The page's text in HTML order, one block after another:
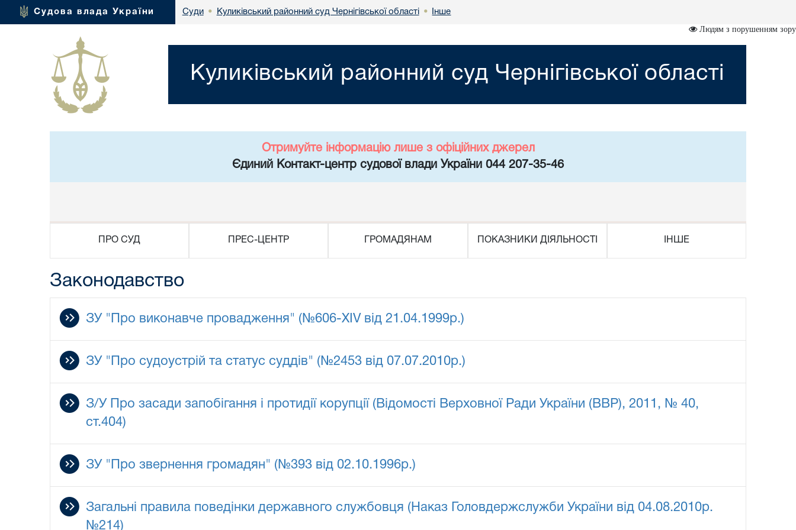
Судова влада України Суди • Куликівський районний суд Чернігівської області • Інше
Людям з порушенням зору
Куликівський районний суд Чернігівської області
Отримуйте інформацію лише з офіційних джерел
Єдиний Контакт-центр судової влади України 044 207-35-46
ПРО СУД ПРЕС-ЦЕНТР ГРОМАДЯНАМ ПОКАЗНИКИ ДІЯЛЬНОСТІ ІНШЕ
Законодавство
ЗУ "Про виконавче провадження " (№606-XIV від 21.04.1999р.)
ЗУ "Про судоустрій та статус суддів" (№2453 від 07.07.2010р.)
З/У Про засади запобігання і протидії корупції (Відомості Верховної Ради України (ВВР), 2011, № 40,
ст.404)
ЗУ "Про звернення громадян" (№393 від 02.10.1996р.)
Загальні правила поведінки державного службовця (Наказ Головдержслужби України від 04.08.2010р.
№214)